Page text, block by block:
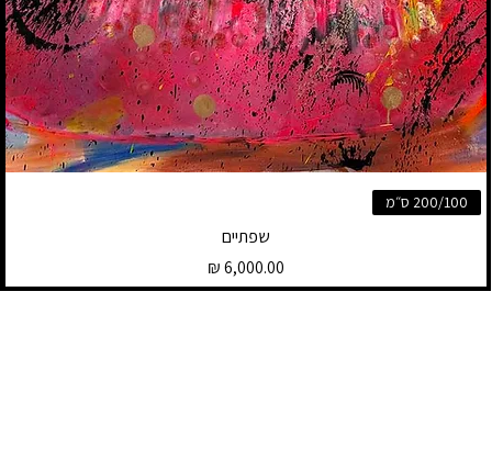
200/100 ס״מ
שפתיים
מחיר